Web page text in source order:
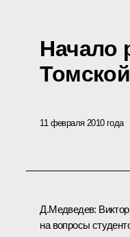
Начало
11 февраля 2010 года
Д.Медведев:
на вопросы